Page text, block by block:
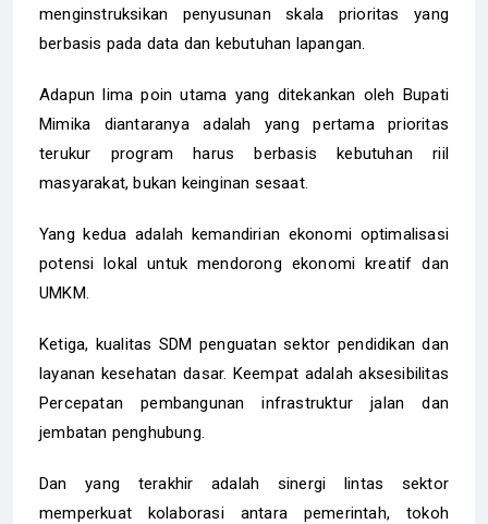
menginstruksikan penyusunan skala prioritas yang
berbasis pada data dan kebutuhan lapangan.
Adapun lima poin utama yang ditekankan oleh Bupati
Mimika diantaranya adalah yang pertama prioritas
terukur program harus berbasis kebutuhan riil
masyarakat, bukan keinginan sesaat.
Yang kedua adalah kemandirian ekonomi optimalisasi
potensi lokal untuk mendorong ekonomi kreatif dan
UMKM.
Ketiga, kualitas SDM penguatan sektor pendidikan dan
layanan kesehatan dasar. Keempat adalah aksesibilitas
Percepatan pembangunan infrastruktur jalan dan
jembatan penghubung.
Dan yang terakhir adalah sinergi lintas sektor
memperkuat kolaborasi antara pemerintah, tokoh